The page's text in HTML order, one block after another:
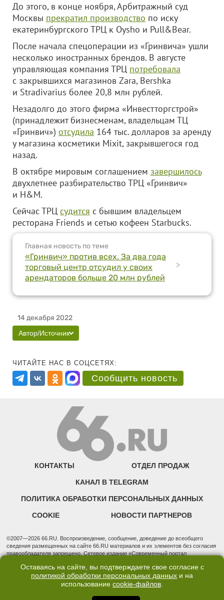
До этого, в конце ноября, Арбитражный суд
Москвы прекратил производство по иску
екатеринбургского ТРЦ к Oysho и Pull&Bear.
После начала спецоперации из «Гринвича» ушли
несколько иностранных брендов. В августе
управляющая компания ТРЦ потребовала
с закрывшихся магазинов Zara, Bershka
и Stradivarius более 20,8 млн рублей.
Незадолго до этого фирма «Инвестторгстрой»
(принадлежит бизнесменам, владельцам ТЦ
«Гринвич») отсудила 164 тыс. долларов за аренду
у магазина косметики Mixit, закрывшегося год
назад.
В октябре мировым соглашением завершилось
двухлетнее разбирательство ТРЦ «Гринвич»
и Н&М.
Сейчас ТРЦ судится с бывшим владельцем
ресторана Friends и сетью кофеен Starbucks.
Главная новость по теме
«Гринвич» против всех. За два года
торговый центр отсудил у своих
арендаторов больше 20 млн рублей
>
14 декабря 2022
Автор/Источник
ЧИТАЙТЕ НАС В СОЦСЕТЯХ:
Сообщить новость
КОНТАКТЫ ОТДЕЛ ПРОДАЖ
КАНАЛ В TELEGRAM
ПОЛИТИКА ОБРАБОТКИ ПЕРСОНАЛЬНЫХ ДАННЫХ
COOKIE НОВОСТИ ПАРТНЕРОВ
©2007—2026 66.RU. Воспроизведение, сообщение, доведение до всеобщего
сведения размещенных на сайте 66.RU материалов и их элементов без согласия
правообладателя запрещено. Сетевое издание «Современный портал
надзору в сфере связи, информационных технологий и массовых коммуникаций
(Роскомнадзор). Регистрационный номер ЭЛ № ФС 77 - 76634 от 02.09.2019
Учредитель: Общество с ограниченной ответственностью "66.ру". Юридический
3, оф. 7015 Фактический адрес редакции и отдела продаж: 620014, Свердловская
Оставаясь на сайте, вы подтверждаете свое согласие с
политикой обработки персональных данных и на
использование cookie-файлов.